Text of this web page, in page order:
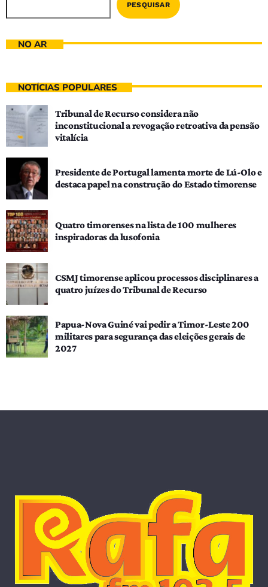
PESQUISAR
NO AR
NOTÍCIAS POPULARES
Tribunal de Recurso considera não
inconstitucional a revogação retroativa da pensão
vitalícia
Presidente de Portugal lamenta morte de Lú-Olo e
destaca papel na construção do Estado timorense
Quatro timorenses na lista de 100 mulheres
inspiradoras da lusofonia
CSMJ timorense aplicou processos disciplinares a
quatro juízes do Tribunal de Recurso
Papua-Nova Guiné vai pedir a Timor-Leste 200
militares para segurança das eleições gerais de
2027